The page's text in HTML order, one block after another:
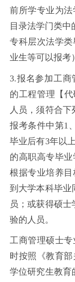
前所学专业为
目录法学门类中
专科层次法学
业生等可以报考
3.报名参加工商
的工程管理【
人员，须符合
报考条件中第1
毕业后有3年以
的高职高专毕
根据专业培养
到大学本科毕业
员；或获得硕
验的人员。
工商管理硕士
时按照《教育
学位研究生教育